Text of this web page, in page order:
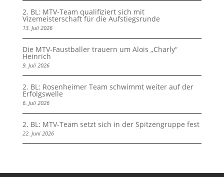
2. BL: MTV-Team qualifiziert sich mit
Vizemeisterschaft für die Aufstiegsrunde
13. Juli 2026
Die MTV-Faustballer trauern um Alois „Charly“
Heinrich
9. Juli 2026
2. BL: Rosenheimer Team schwimmt weiter auf der
Erfolgswelle
6. Juli 2026
2. BL: MTV-Team setzt sich in der Spitzengruppe fest
22. Juni 2026